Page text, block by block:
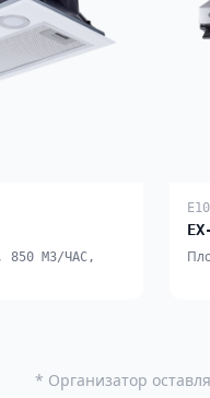
850 М3/ЧАС,
* Организатор